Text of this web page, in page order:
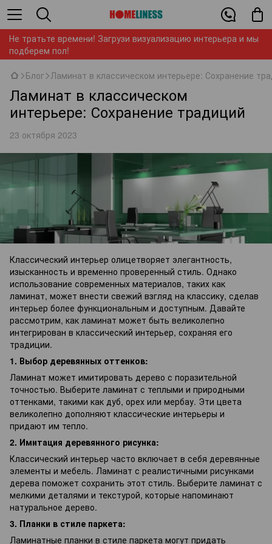
Не тратьте времени! Загрузи визуализацию интерьера и мы
подберем пол!
Блог Ламинат в классическом интерьере: Сохранение
Ламинат в классическом
интерьере: Сохранение традиций
23 октября 2023
Классический интерьер олицетворяет элегантность,
изысканность и временно проверенный стиль. Однако
использование современных материалов, таких как
ламинат, может внести свежий взгляд на классику, сделав
интерьер более функциональным и доступным. Давайте
рассмотрим, как ламинат может быть великолепно
интегрирован в классический интерьер, сохраняя его
традиции.
1. Выбор деревянных оттенков:
Ламинат может имитировать дерево с поразительной
точностью. Выберите ламинат с теплыми и природными
оттенками, такими как дуб, орех или мербау. Эти цвета
великолепно дополняют классические интерьеры и
придают им тепло.
2. Имитация деревянного рисунка:
Классический интерьер часто включает в себя деревянные
элементы и мебель. Ламинат с реалистичными рисунками
дерева поможет сохранить этот стиль. Выберите ламинат с
мелкими деталями и текстурой, которые напоминают
натуральное дерево.
3. Планки в стиле паркета:
Ламинатные планки в стиле паркета могут придать